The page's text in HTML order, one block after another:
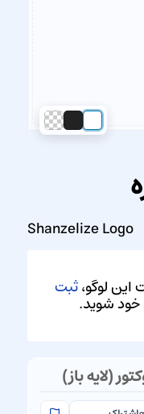
Shanzelize Logo
این لوگو،ثبت
خود شوید.
(لایه باز)